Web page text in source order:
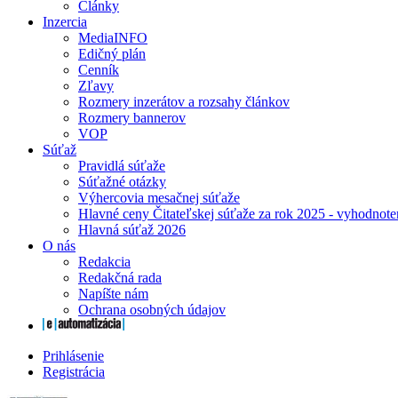
Články
Inzercia
MediaINFO
Edičný plán
Cenník
Zľavy
Rozmery inzerátov a rozsahy článkov
Rozmery bannerov
VOP
Súťaž
Pravidlá súťaže
Súťažné otázky
Výhercovia mesačnej súťaže
Hlavné ceny Čitateľskej súťaže za rok 2025 -
Hlavná súťaž 2026
O nás
Redakcia
Redakčná rada
Napíšte nám
Ochrana osobných údajov
Prihlásenie
Registrácia